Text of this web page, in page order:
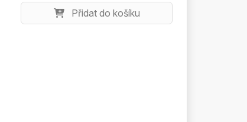
Přidat do košíku